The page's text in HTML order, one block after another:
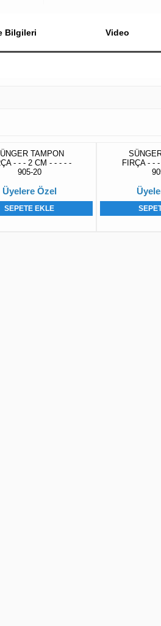
Bilgileri Video
TAMPON
- - - 2 CM - - - - -
905-20
Üyelere Özel
SEPETE EKLE
FIRÇA - -